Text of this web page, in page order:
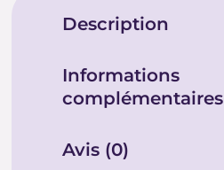
Description
Informations
complémentaires
Avis (0)